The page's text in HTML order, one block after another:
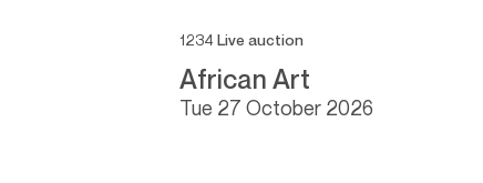
1234 Live auction
African Art
tue 27 October 2026